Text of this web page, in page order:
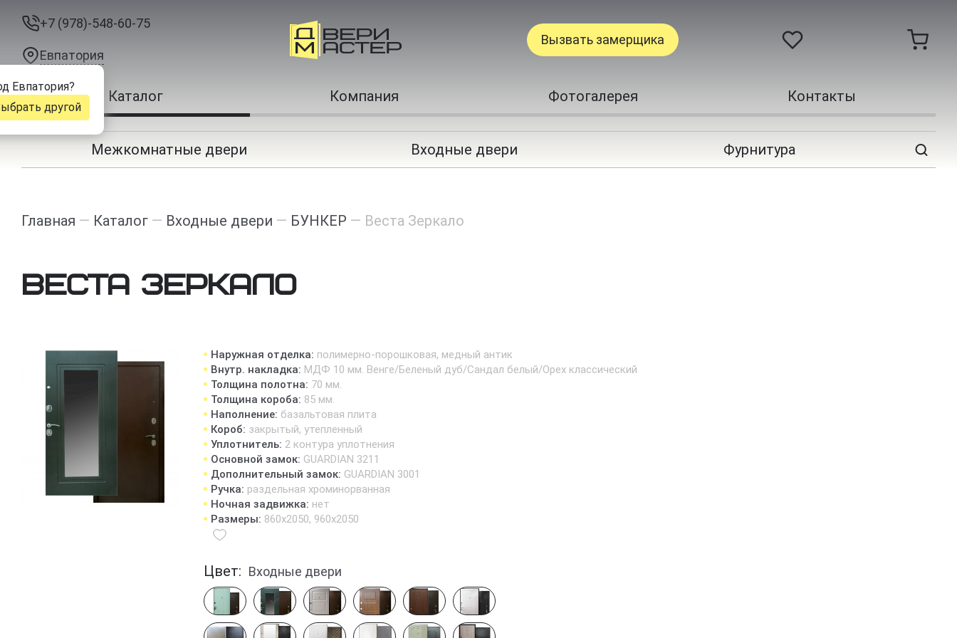
+7 (978)-548-60-75
Евпатория
Евпатория?
другой
Вызвать замерщика
Каталог Компания Фотогалерея Контакты
Межкомнатные двери Входные двери Фурнитура
Главная — Каталог — Входные двери — БУНКЕР — Веста Зеркало
Веста Зеркало
Наружная отделка: полимерно-порошковая, медный антик
Внутр. накладка: МДФ 10 мм. Венге/Беленый дуб/Сандал белый/Орех классический
Толщина полотна: 70 мм.
Толщина короба: 85 мм.
Наполнение: базальтовая плита
Короб: закрытый, утепленный
Уплотнитель: 2 контура уплотнения
Основной замок: GUARDIAN 3211
Дополнительный замок: GUARDIAN 3001
Ручка: раздельная хроминорванная
Ночная задвижка: нет
Размеры: 860х2050, 960х2050
Цвет: Входные двери